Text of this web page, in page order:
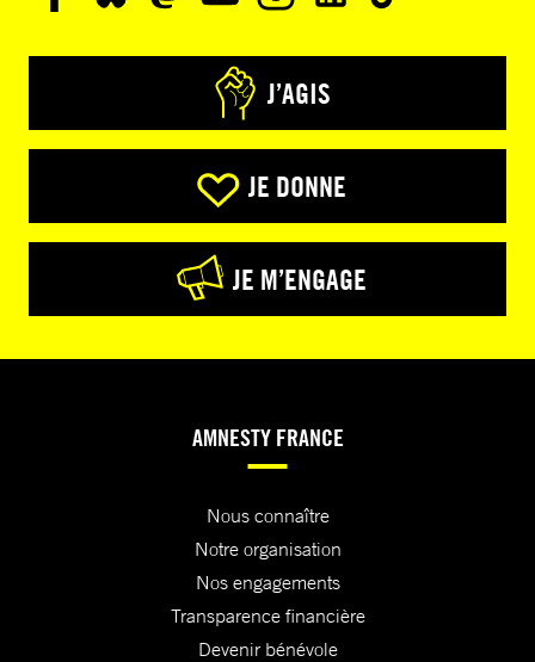
J’AGIS
JE DONNE
JE M’ENGAGE
AMNESTY FRANCE
Nous connaître
Notre organisation
Nos engagements
Transparence financière
Devenir bénévole